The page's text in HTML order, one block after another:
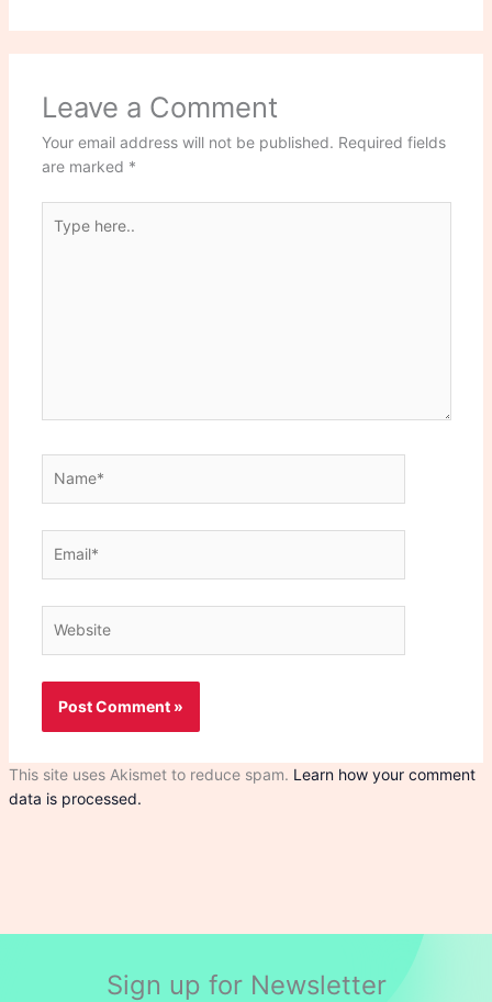
Leave a Comment
Your email address will not be published. Required fields
are marked *
here..
This site uses Akismet to reduce spam. Learn how your comment
data is processed.
Sign up for Newsletter